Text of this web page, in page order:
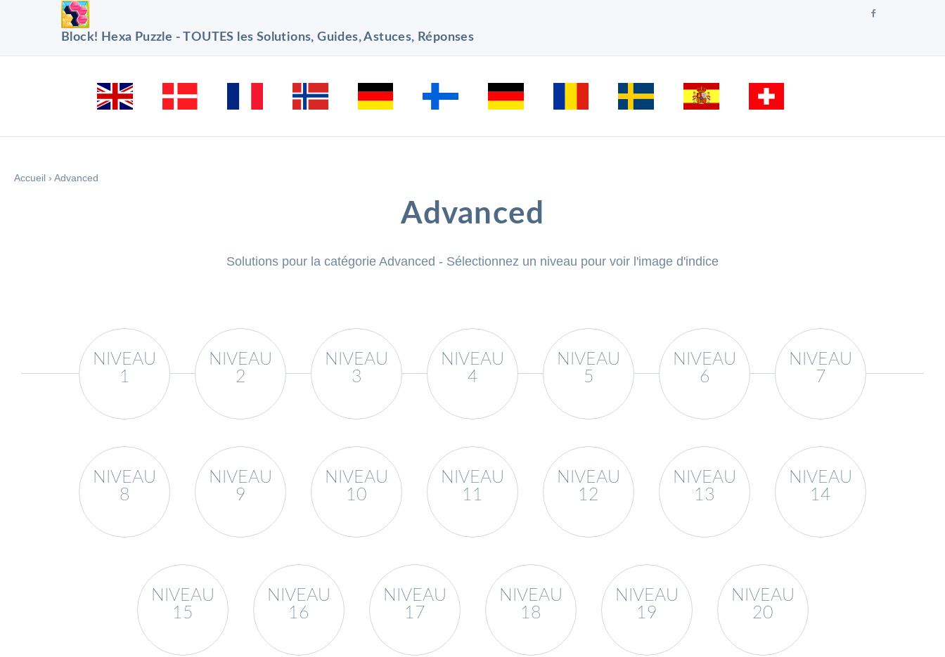
Block! Hexa Puzzle - TOUTES les Solutions, Guides, Astuces, Réponses
Accueil › Advanced
Advanced
Solutions pour la catégorie Advanced - Sélectionnez un niveau pour voir l'image d'indice
NIVEAU
1
NIVEAU
2
NIVEAU
3
NIVEAU
4
NIVEAU
5
NIVEAU
6
NIVEAU
7
NIVEAU
8
NIVEAU
9
NIVEAU
10
NIVEAU
11
NIVEAU
12
NIVEAU
13
NIVEAU
14
NIVEAU
15
NIVEAU
16
NIVEAU
17
NIVEAU
18
NIVEAU
19
NIVEAU
20